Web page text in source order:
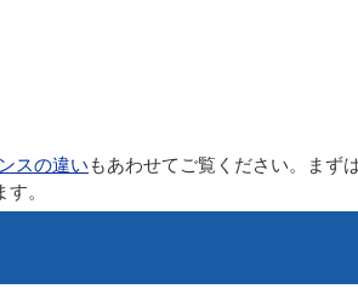
スの違い もあわせてご覧ください。まず
。